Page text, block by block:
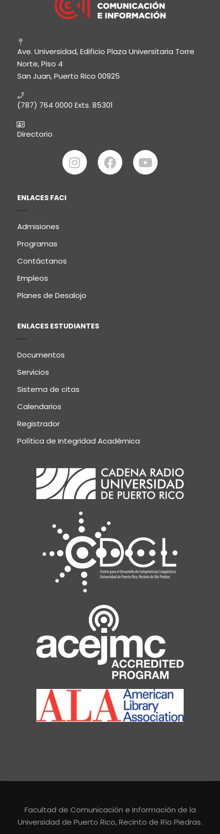
Ave. Universidad, Edificio Plaza Universitaria Torre
Norte, Piso 4
San Juan, Puerto Rico 00925
(787) 764 0000 Exts. 85301
Directorio
ENLACES FACI
Admisiones
Programas
Contáctanos
Empleos
Planes de Desalojo
ENLACES ESTUDIANTES
Documentos
Servicios
Sistema de citas
Calendarios
Registrador
Política de Integridad Académica
Facultad de Comunicación e Información de la
Universidad de Puerto Rico, Recinto de Río Piedras.